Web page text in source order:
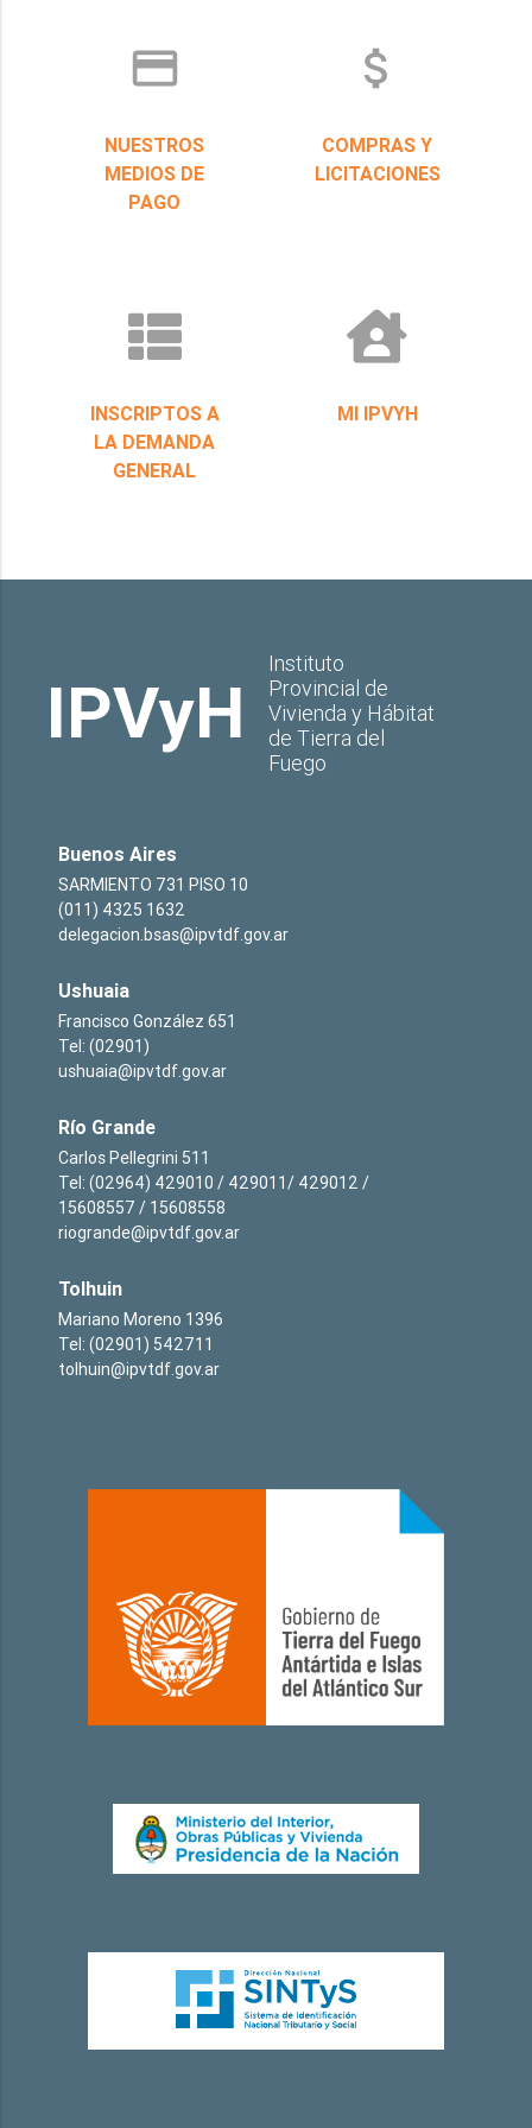
credit_card
NUESTROS
MEDIOS DE
PAGO
attach_money
COMPRAS Y
LICITACIONES
INSCRIPTOS A
LA DEMANDA
GENERAL
MI IPVYH
IPVyH
Instituto
Provincial de
Vivienda y Hábitat
de Tierra del
Fuego
Buenos Aires
SARMIENTO 731 PISO 10
(011) 4325 1632
delegacion.bsas@ipvtdf.gov.ar
Ushuaia
Francisco González 651
Tel: (02901)
ushuaia@ipvtdf.gov.ar
Río Grande
Carlos Pellegrini 511
Tel: (02964) 429010 / 429011/ 429012 /
15608557 / 15608558
riogrande@ipvtdf.gov.ar
Tolhuin
Mariano Moreno 1396
Tel: (02901) 542711
tolhuin@ipvtdf.gov.ar